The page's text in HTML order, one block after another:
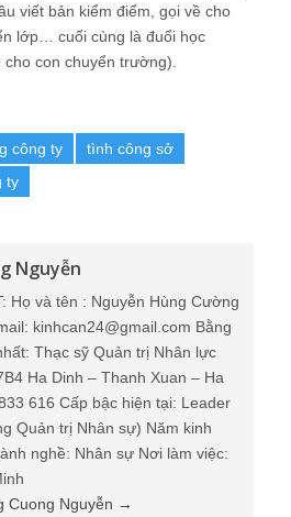
viết bản kiểm điểm, gọi về cho
lớp… cuối cùng là đuổi học
con chuyển trường).
công ty
tình công sở
ty
Nguyễn
Họ và tên : Nguyễn Hùng Cường
kinhcan24@gmail.com Bằng
Thạc sỹ Quản trị Nhân lực
Ha Dinh – Thanh Xuan – Ha
616 Cấp bậc hiện tại: Leader
Quản trị Nhân sự) Năm kinh
nghề: Nhân sự Nơi làm việc:
Cuong Nguyễn →